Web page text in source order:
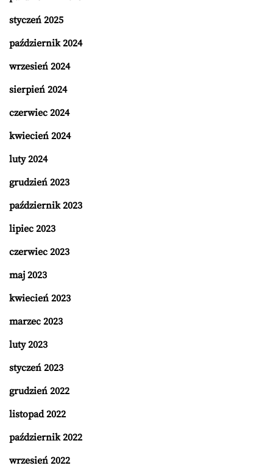
styczeń 2025
październik 2024
wrzesień 2024
sierpień 2024
czerwiec 2024
kwiecień 2024
luty 2024
grudzień 2023
październik 2023
lipiec 2023
czerwiec 2023
maj 2023
kwiecień 2023
marzec 2023
luty 2023
styczeń 2023
grudzień 2022
listopad 2022
październik 2022
wrzesień 2022